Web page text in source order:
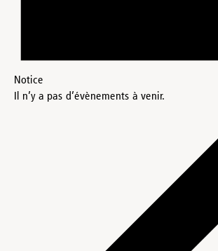
Notice
Il n’y a pas d’évènements à venir.